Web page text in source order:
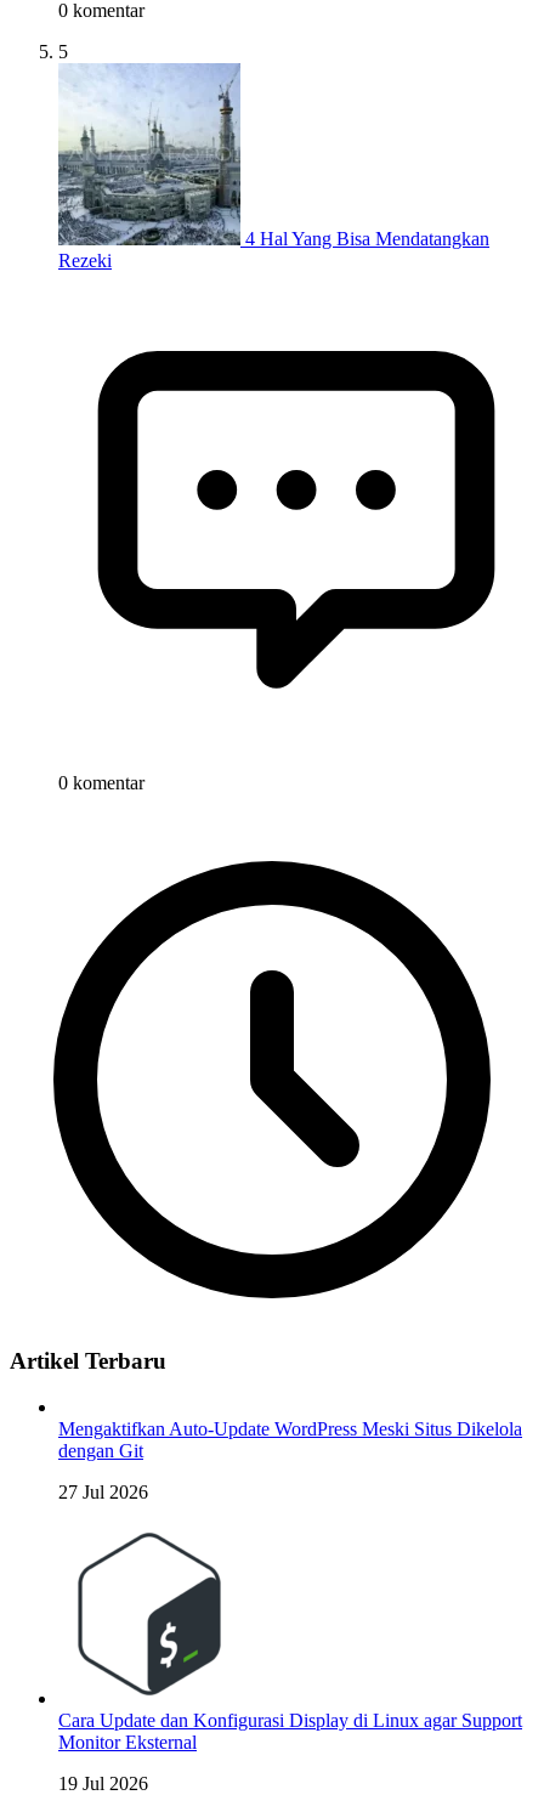
0 komentar
5
4 Hal Yang Bisa Mendatangkan
Rezeki
0 komentar
Artikel Terbaru
Mengaktifkan Auto-Update WordPress Meski Situs Dikelola
dengan Git
27 Jul 2026
Cara Update dan Konfigurasi Display di Linux agar Support
Monitor Eksternal
19 Jul 2026